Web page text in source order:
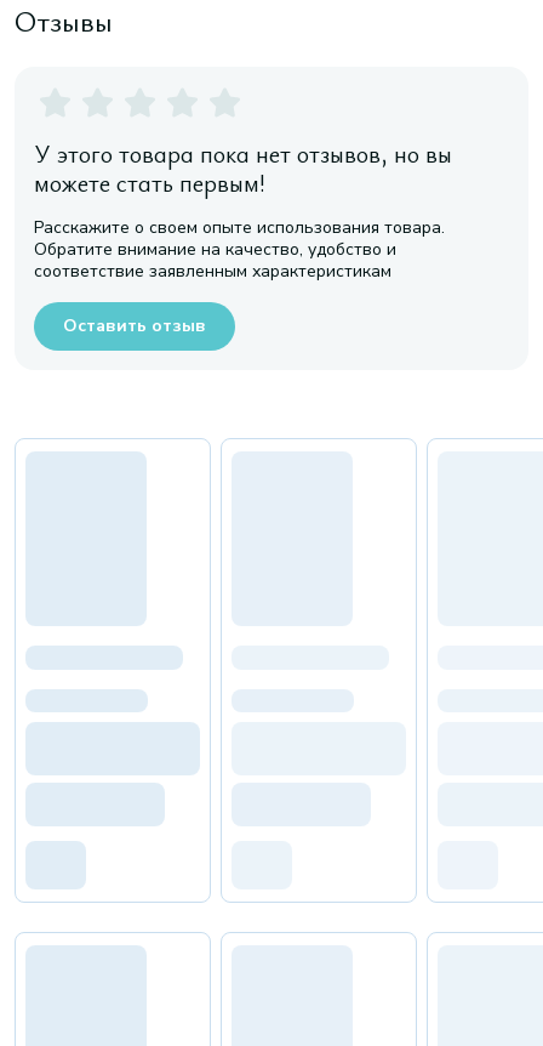
Отзывы
У этого товара пока нет отзывов, но вы
можете стать первым!
Расскажите о своем опыте использования товара.
Обратите внимание на качество, удобство и
соответствие заявленным характеристикам
Оставить отзыв